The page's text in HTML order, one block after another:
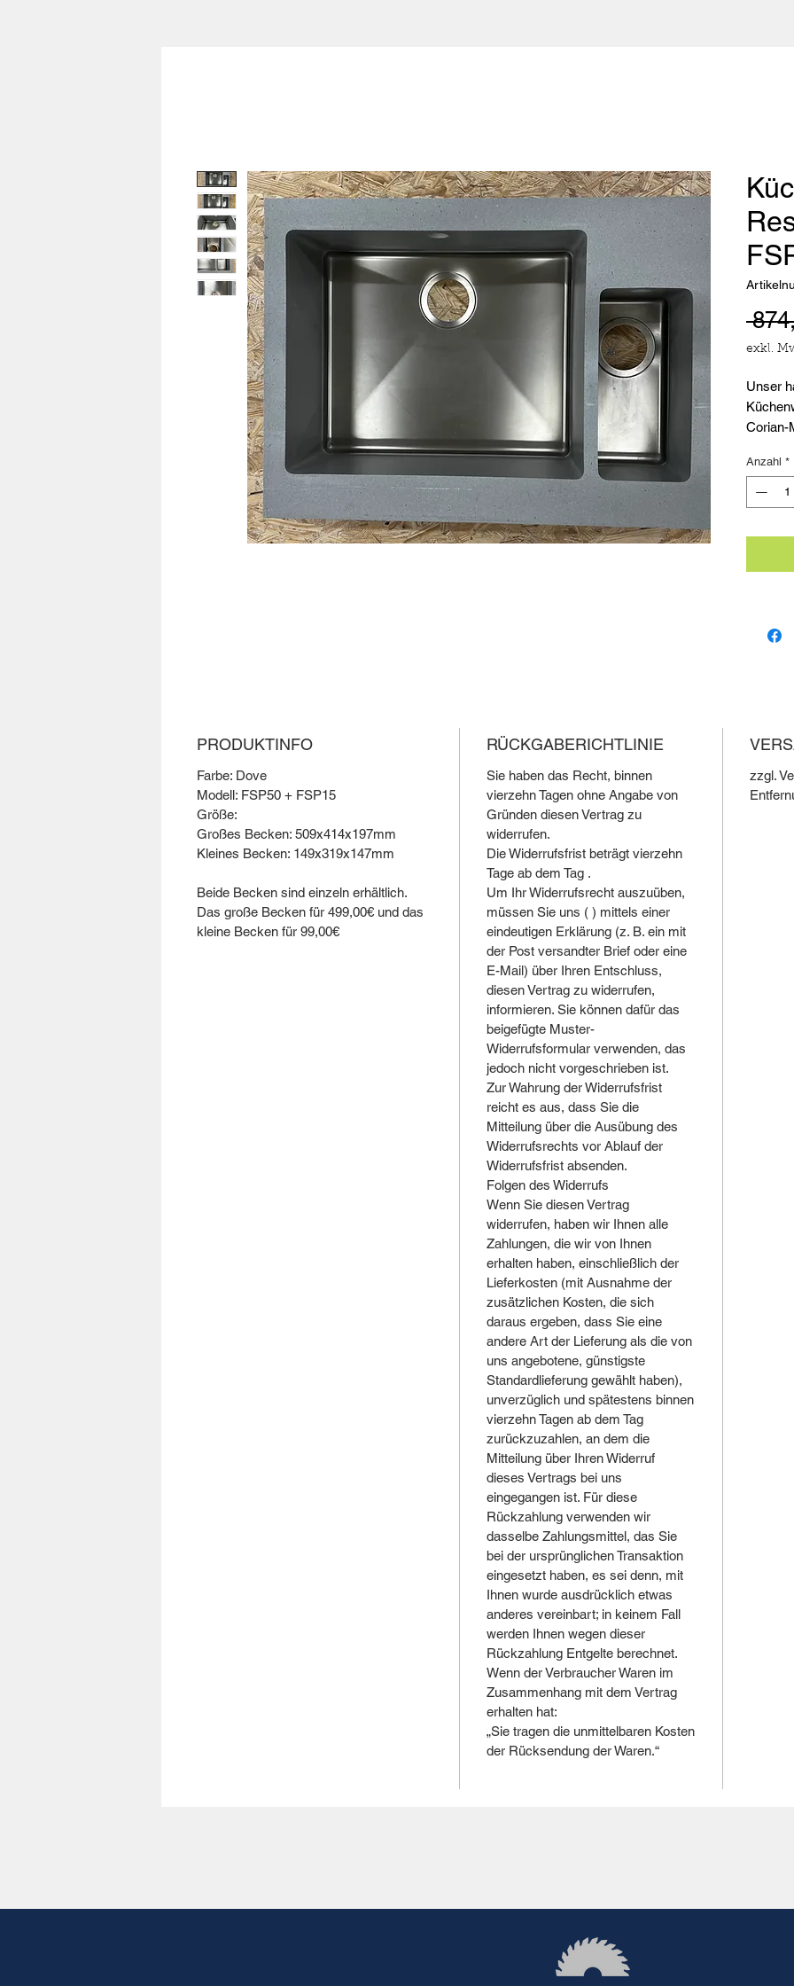
exkl.
Unser
Corian-
über
einen
dieses
Anzahl *
PRODUKTINFO
Farbe: Dove
Modell: FSP50 + FSP15
Größe:
Großes Becken: 509x414x197mm
Kleines Becken: 149x319x147mm
Beide Becken sind einzeln erhältlich.
Das große Becken für 499,00€ und das
kleine Becken für 99,00€
RÜCKGABERICHTLINIE
Sie haben das Recht, binnen
vierzehn Tagen ohne Angabe von
Gründen diesen Vertrag zu
widerrufen.
Die Widerrufsfrist beträgt vierzehn
Tage ab dem Tag .
Um Ihr Widerrufsrecht auszuüben,
müssen Sie uns ( ) mittels einer
eindeutigen Erklärung (z. B. ein mit
der Post versandter Brief oder eine
E-Mail) über Ihren Entschluss,
diesen Vertrag zu widerrufen,
informieren. Sie können dafür das
beigefügte Muster-
Widerrufsformular verwenden, das
jedoch nicht vorgeschrieben ist.
Zur Wahrung der Widerrufsfrist
reicht es aus, dass Sie die
Mitteilung über die Ausübung des
Widerrufsrechts vor Ablauf der
Widerrufsfrist absenden.
Folgen des Widerrufs
Wenn Sie diesen Vertrag
widerrufen, haben wir Ihnen alle
Zahlungen, die wir von Ihnen
erhalten haben, einschließlich der
Lieferkosten (mit Ausnahme der
zusätzlichen Kosten, die sich
daraus ergeben, dass Sie eine
andere Art der Lieferung als die von
uns angebotene, günstigste
Standardlieferung gewählt haben),
unverzüglich und spätestens binnen
vierzehn Tagen ab dem Tag
zurückzuzahlen, an dem die
Mitteilung über Ihren Widerruf
dieses Vertrags bei uns
eingegangen ist. Für diese
Rückzahlung verwenden wir
dasselbe Zahlungsmittel, das Sie
bei der ursprünglichen Transaktion
eingesetzt haben, es sei denn, mit
Ihnen wurde ausdrücklich etwas
anderes vereinbart; in keinem Fall
werden Ihnen wegen dieser
Rückzahlung Entgelte berechnet.
Wenn der Verbraucher Waren im
Zusammenhang mit dem Vertrag
erhalten hat:
„Sie tragen die unmittelbaren Kosten
der Rücksendung der Waren.“
zzgl.